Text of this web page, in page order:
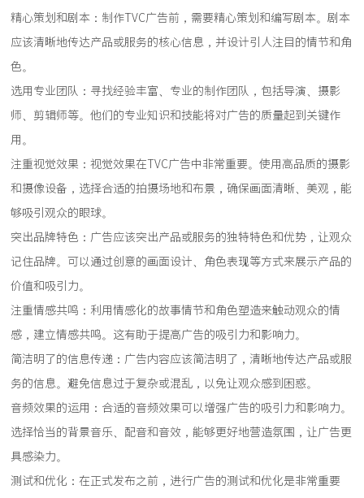
精心策划和剧本：制作TVC广告前，需要精心策划和编写剧本。剧本
应该清晰地传达产品或服务的核心信息，并设计引人注目的情节和角
色。
选用专业团队：寻找经验丰富、专业的制作团队，包括导演、摄影
师、剪辑师等。他们的专业知识和技能将对广告的质量起到关键作
用。
注重视觉效果：视觉效果在TVC广告中非常重要。使用高品质的摄影
和摄像设备，选择合适的拍摄场地和布景，确保画面清晰、美观，能
够吸引观众的眼球。
突出品牌特色：广告应该突出产品或服务的独特特色和优势，让观众
记住品牌。可以通过创意的画面设计、角色表现等方式来展示产品的
价值和吸引力。
注重情感共鸣：利用情感化的故事情节和角色塑造来触动观众的情
感，建立情感共鸣。这有助于提高广告的吸引力和影响力。
简洁明了的信息传递：广告内容应该简洁明了，清晰地传达产品或服
务的信息。避免信息过于复杂或混乱，以免让观众感到困惑。
音频效果的运用：合适的音频效果可以增强广告的吸引力和影响力。
选择恰当的背景音乐、配音和音效，能够更好地营造氛围，让广告更
具感染力。
测试和优化：在正式发布之前，进行广告的测试和优化是非常重要